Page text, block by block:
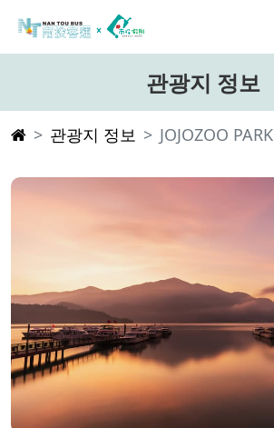
관광지 정보
관광지 정보 JOJOZOO PARK